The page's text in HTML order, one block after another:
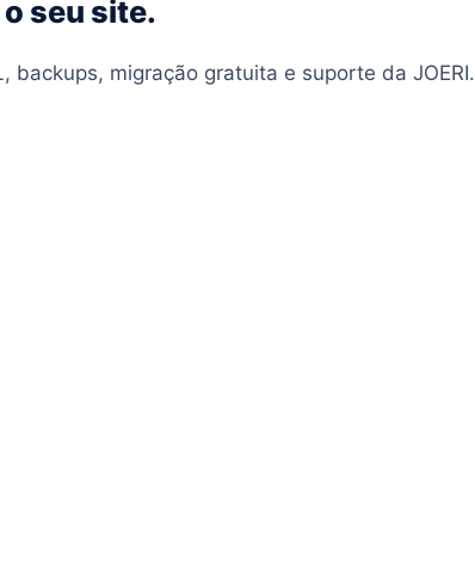
seu site.
migração gratuita e suporte da JOERI.